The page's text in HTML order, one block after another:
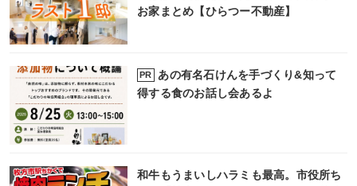
お家まとめ【ひらつー不動産】
PR
あの有名石けんを手づくり&知って
得する食のお話し会あるよ
和牛もうまいしハラミも最高。市役所ち